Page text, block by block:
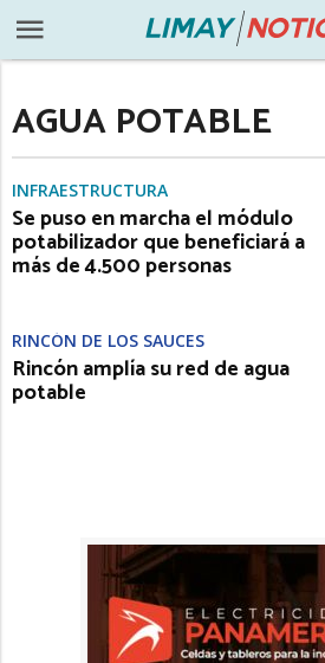
AGUA POTABLE
INFRAESTRUCTURA
Se puso en marcha el módulo
potabilizador que beneficiará a
más de 4.500 personas
RINCÓN DE LOS SAUCES
Rincón amplía su red de agua
potable